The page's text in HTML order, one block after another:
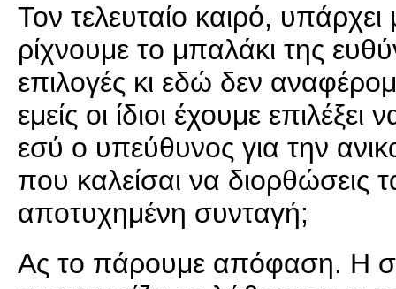
Τον τελευταίο καιρό,
ρίχνουμε το μπαλάκι της
επιλογές κι εδώ δεν
εμείς οι ίδιοι έχουμε
εσύ ο υπεύθυνος για την
που καλείσαι να διορθώσεις
αποτυχημένη συνταγή;
Ας το πάρουμε απόφαση. Η